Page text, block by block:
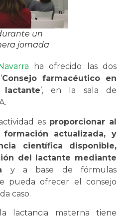
un
jornada
ha ofrecido las dos
Consejo farmacéutico en
’, en la sala de
es proporcionar al
actualizada, y
científica disponible,
del lactante mediante
y a base de fórmulas
pueda ofrecer el consejo
caso.
lactancia materna tiene